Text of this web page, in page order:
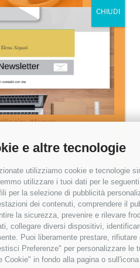
e altre tecnologie
utilizziamo cookie e tecnologie
utilizzare i tuoi dati per le
per la selezione di pubblicità
dei contenuti, comprendere il
la sicurezza, prevenire e rilevare
collegare diversi dispositivi,
Puoi liberamente prestare,
Preferenze" per personalizzare
in fondo alla pagina o
ciliegie è
| 26 Giugno
Ebook,
,#focus;,
focus sulle
racconta